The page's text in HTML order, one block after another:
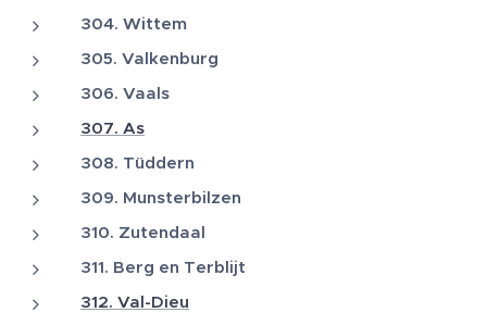
304. Wittem
305. Valkenburg
306. Vaals
307. As
308. Tüddern
309. Munsterbilzen
310. Zutendaal
311. Berg en Terblijt
312. Val-Dieu